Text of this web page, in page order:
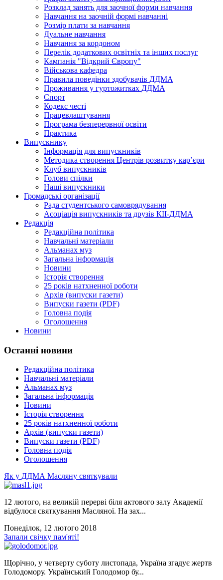
Розклад занять для заочної форми навчання
Навчання на заочній формі навчанні
Розмір плати за навчання
Дуальне навчання
Навчання за кордоном
Перелік додаткових освітніх та інших послуг
Кампанія "Відкрий Європу"
Військова кафедра
Правила поведінки здобувачів ДДМА
Проживання у гуртожитках ДДМА
Спорт
Кодекс честі
Працевлаштування
Програма безперервної освіти
Практика
Випускнику
Інформація для випускників
Методика створення Центрів розвитку кар’єри
Клуб випускників
Голови спілки
Наші випускники
Громадські організації
Рада студентського самоврядування
Асоціація випускників та друзів КІІ-ДДМА
Редакція
Редакційна політика
Навчальні матеріали
Альманах муз
Загальна інформація
Новини
Історія створення
25 років натхненної роботи
Архів (випуски газети)
Випуски газети (PDF)
Головна подія
Оголошення
Новини
Останні новини
Редакційна політика
Навчальні матеріали
Альманах муз
Загальна інформація
Новини
Історія створення
25 років натхненної роботи
Архів (випуски газети)
Випуски газети (PDF)
Головна подія
Оголошення
Як у ДДМА Масляну святкували
12 лютого, на великій перерві біля актового залу Академії
відбулося святкування Масляної. На зах...
Понеділок, 12 лютого 2018
Запали свічку пам'яті!
Щорічно, у четверту суботу листопада, Україна згадує жертв
Голодомору. Український Голодомор бу...